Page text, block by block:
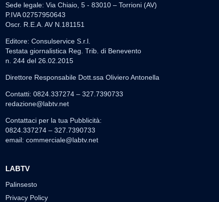
Sede legale: Via Chiaio, 5 - 83010 – Torrioni (AV)
P.IVA 02757950643
Oscr. R.E.A. AV N.181151
Editore: Consulservice S.r.l.
Testata giornalistica Reg. Trib. di Benevento
n. 244 del 26.02.2015
Direttore Responsabile Dott.ssa Oliviero Antonella
Contatti: 0824.337274 – 327.7390733
redazione@labtv.net
Contattaci per la tua Pubblicità:
0824.337274 – 327.7390733
email: commerciale@labtv.net
LABTV
Palinsesto
Privacy Policy